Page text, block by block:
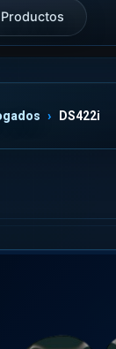
Productos
DS422i